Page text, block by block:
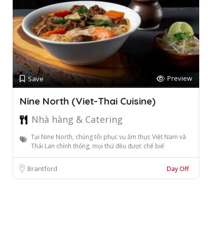
Save Preview
Nine North (Viet-Thai Cuisine)
Nhà hàng & Catering
Tại Nine North, chúng tôi phục vụ ẩm thực Việt Nam và
Thái Lan chính thống, mọi thứ đều được chế biế
Brantford Day Off